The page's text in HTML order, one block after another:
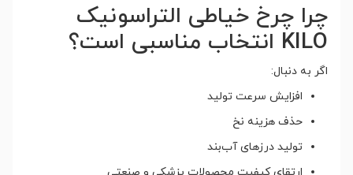
چرا چرخ خیاطی التراسونیک
KILO انتخاب مناسبی است؟
اگر به دنبال:
افزایش سرعت تولید
حذف هزینه نخ
تولید درزهای آب‌بند